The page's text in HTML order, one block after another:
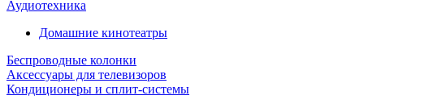
Аудиотехника
Домашние кинотеатры
Беспроводные колонки
Аксессуары для телевизоров
Кондиционеры и сплит-системы